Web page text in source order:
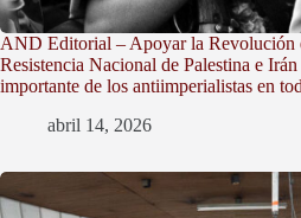
AND Editorial – Apoyar la Revolución
Resistencia Nacional de Palestina e Irán
importante de los antiimperialistas en
abril 14, 2026